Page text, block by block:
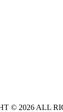
© 2026 ALL